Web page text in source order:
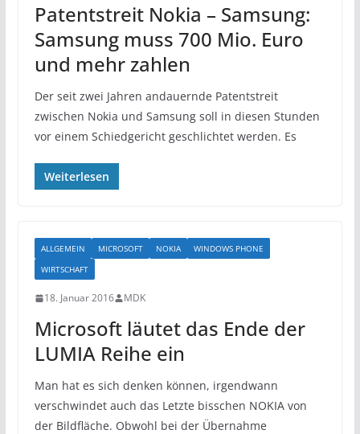
Patentstreit Nokia – Samsung:
Samsung muss 700 Mio. Euro
und mehr zahlen
Der seit zwei Jahren andauernde Patentstreit
zwischen Nokia und Samsung soll in diesen Stunden
vor einem Schiedgericht geschlichtet werden. Es
Weiterlesen
ALLGEMEIN MICROSOFT NOKIA
WINDOWS PHONE
WIRTSCHAFT
18. Januar 2016 MDK
Microsoft läutet das Ende der
LUMIA Reihe ein
Man hat es sich denken können, irgendwann
verschwindet auch das Letzte bisschen NOKIA von
der Bildfläche. Obwohl bei der Übernahme